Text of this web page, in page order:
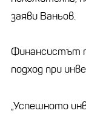
заяви Ваньов.
Финансистът
подход при
„Успешното